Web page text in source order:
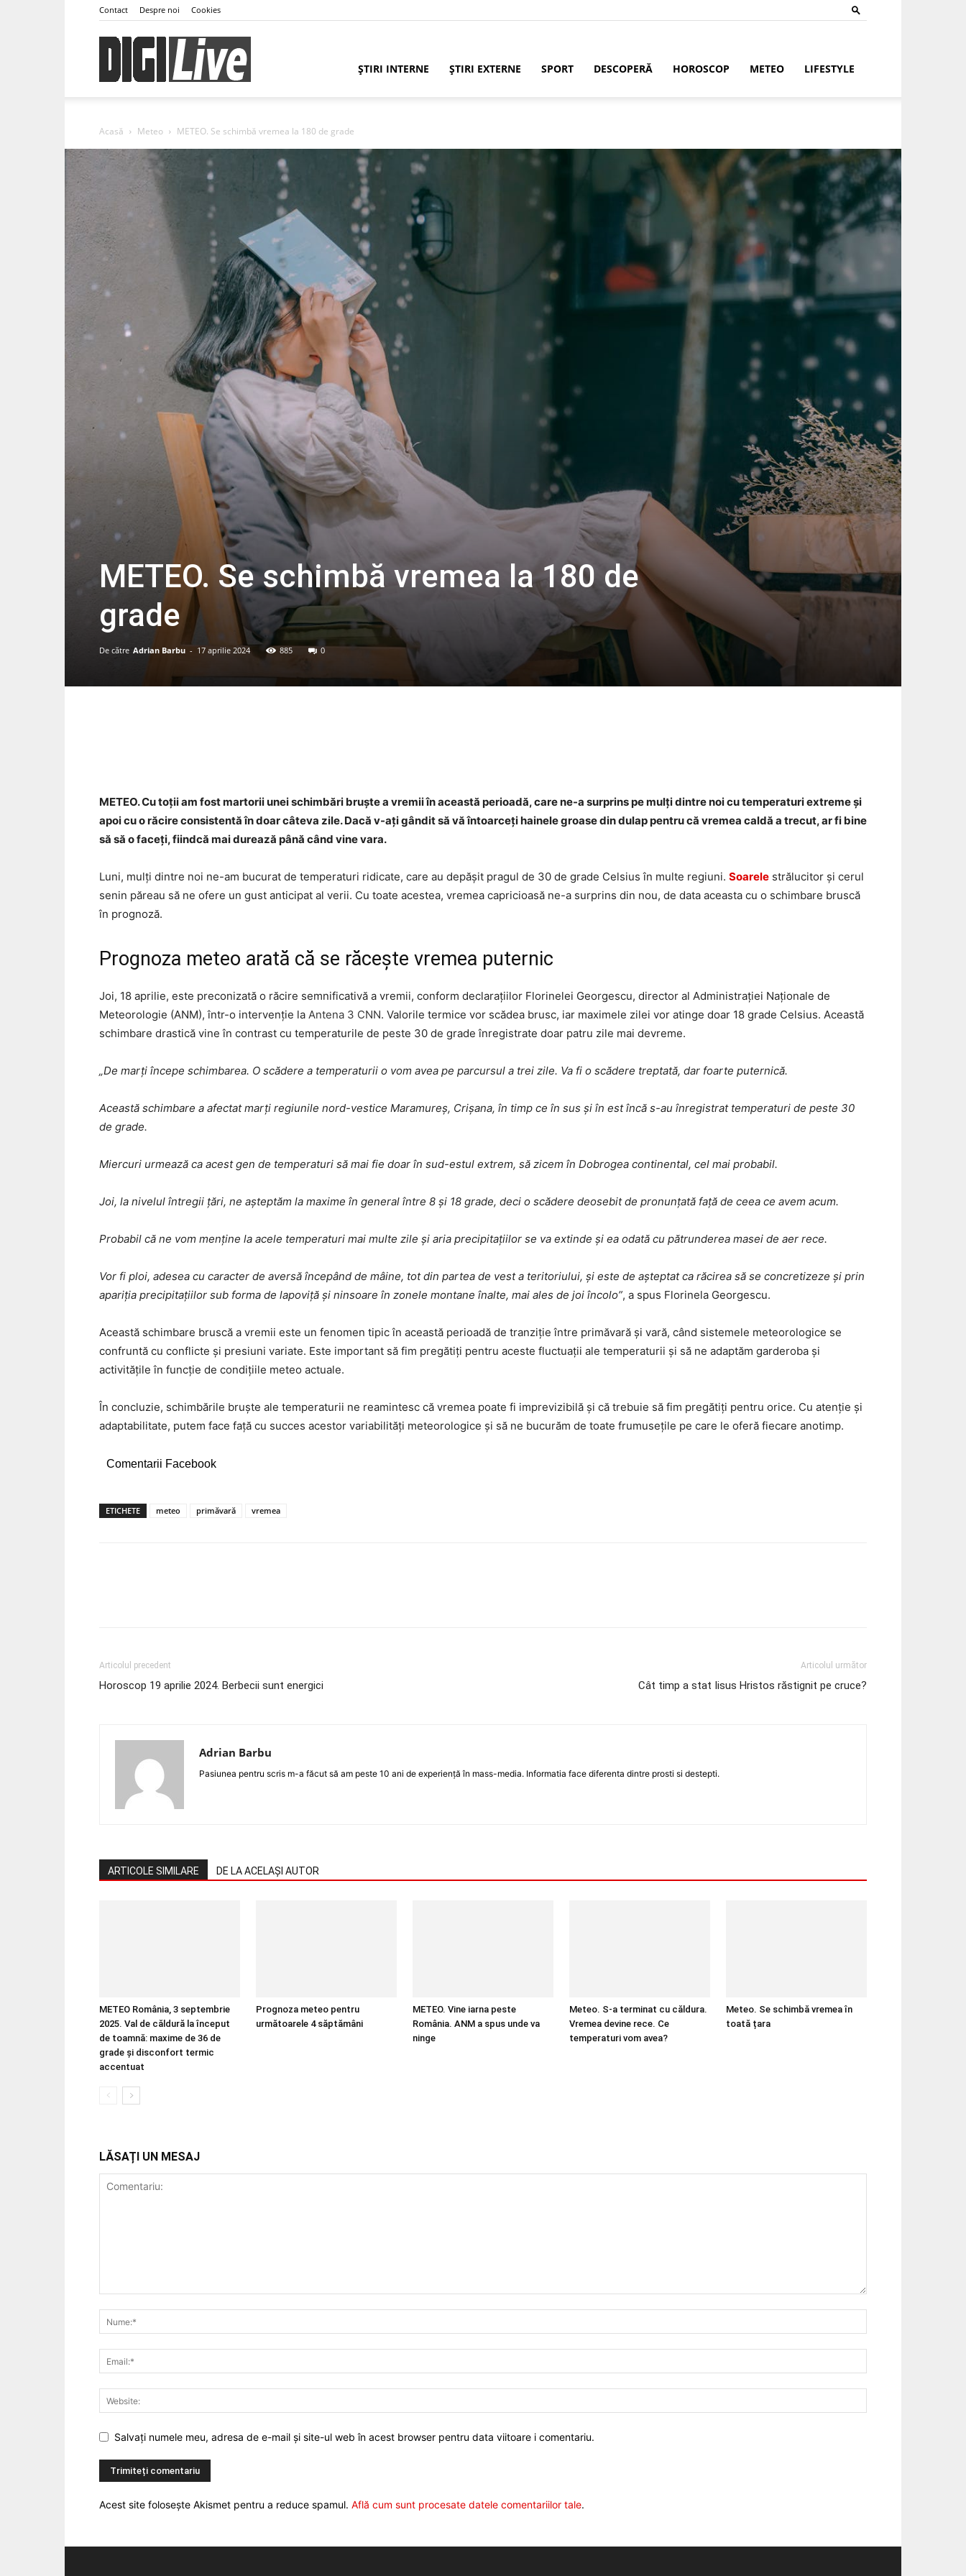
Contact Despre noi Cookies
ȘTIRI INTERNE ȘTIRI EXTERNE SPORT DESCOPERĂ HOROSCOP METEO LIFESTYLE
Acasă Meteo METEO. Se schimbă vremea la 180 de grade
METEO. Se schimbă vremea la 180 de
grade
De către Adrian Barbu - 17 aprilie 2024 885 0
METEO. Cu toții am fost martorii unei schimbări bruște a vremii în această perioadă, care ne-a surprins pe mulți dintre noi cu temperaturi extreme și
apoi cu o răcire consistentă în doar câteva zile. Dacă v-ați gândit să vă întoarceți hainele groase din dulap pentru că vremea caldă a trecut, ar fi bine
să să o faceți, fiindcă mai durează până când vine vara.
Luni, mulți dintre noi ne-am bucurat de temperaturi ridicate, care au depășit pragul de 30 de grade Celsius în multe regiuni. Soarele strălucitor și cerul
senin păreau să ne ofere un gust anticipat al verii. Cu toate acestea, vremea capricioasă ne-a surprins din nou, de data aceasta cu o schimbare bruscă
în prognoză.
Prognoza meteo arată că se răcește vremea puternic
Joi, 18 aprilie, este preconizată o răcire semnificativă a vremii, conform declarațiilor Florinelei Georgescu, director al Administrației Naționale de
Meteorologie (ANM), într-o intervenție la Antena 3 CNN. Valorile termice vor scădea brusc, iar maximele zilei vor atinge doar 18 grade Celsius. Această
schimbare drastică vine în contrast cu temperaturile de peste 30 de grade înregistrate doar patru zile mai devreme.
„De marți începe schimbarea. O scădere a temperaturii o vom avea pe parcursul a trei zile. Va fi o scădere treptată, dar foarte puternică.
Această schimbare a afectat marți regiunile nord-vestice Maramureș, Crișana, în timp ce în sus și în est încă s-au înregistrat temperaturi de peste 30
de grade.
Miercuri urmează ca acest gen de temperaturi să mai fie doar în sud-estul extrem, să zicem în Dobrogea continental, cel mai probabil.
Joi, la nivelul întregii țări, ne așteptăm la maxime în general între 8 și 18 grade, deci o scădere deosebit de pronunțată față de ceea ce avem acum.
Probabil că ne vom menține la acele temperaturi mai multe zile și aria precipitațiilor se va extinde și ea odată cu pătrunderea masei de aer rece.
Vor fi ploi, adesea cu caracter de aversă începând de mâine, tot din partea de vest a teritoriului, și este de așteptat ca răcirea să se concretizeze și prin
apariția precipitațiilor sub forma de lapoviță și ninsoare în zonele montane înalte, mai ales de joi încolo”, a spus Florinela Georgescu.
Această schimbare bruscă a vremii este un fenomen tipic în această perioadă de tranziție între primăvară și vară, când sistemele meteorologice se
confruntă cu conflicte și presiuni variate. Este important să fim pregătiți pentru aceste fluctuații ale temperaturii și să ne adaptăm garderoba și
activitățile în funcție de condițiile meteo actuale.
În concluzie, schimbările bruște ale temperaturii ne reamintesc că vremea poate fi imprevizibilă și că trebuie să fim pregătiți pentru orice. Cu atenție și
adaptabilitate, putem face față cu succes acestor variabilități meteorologice și să ne bucurăm de toate frumusețile pe care le oferă fiecare anotimp.
Comentarii Facebook
ETICHETE meteo primăvară vremea
Articolul precedent
Horoscop 19 aprilie 2024. Berbecii sunt energici
Articolul următor
Cât timp a stat Iisus Hristos răstignit pe cruce?
Adrian Barbu
Pasiunea pentru scris m-a făcut să am peste 10 ani de experiență în mass-media. Informatia face diferenta dintre prosti si destepti.
ARTICOLE SIMILARE DE LA ACELAȘI AUTOR
METEO România, 3 septembrie
2025. Val de căldură la început
de toamnă: maxime de 36 de
grade și disconfort termic
accentuat
Prognoza meteo pentru
următoarele 4 săptămâni
METEO. Vine iarna peste
România. ANM a spus unde va
ninge
Meteo. S-a terminat cu căldura.
Vremea devine rece. Ce
temperaturi vom avea?
Meteo. Se schimbă vremea în
toată țara
LĂSAȚI UN MESAJ
Salvați numele meu, adresa de e-mail și site-ul web în acest browser pentru data viitoare i comentariu.
Acest site folosește Akismet pentru a reduce spamul. Află cum sunt procesate datele comentariilor tale.